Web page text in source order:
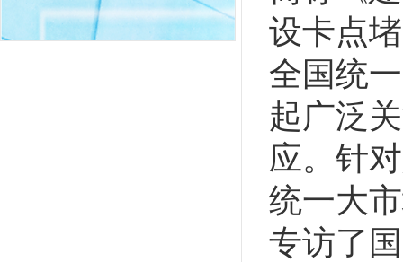
设卡点
全国统
起广泛
应。针
统一大
专访了